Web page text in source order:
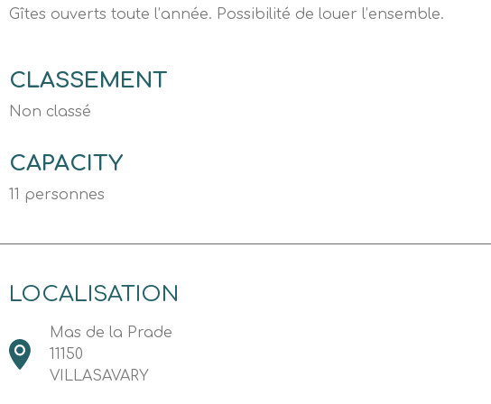
Gîtes ouverts toute l’année. Possibilité de louer l’ensemble.
CLASSEMENT
Non classé
CAPACITY
11 personnes
LOCALISATION
Mas de la Prade
11150
VILLASAVARY